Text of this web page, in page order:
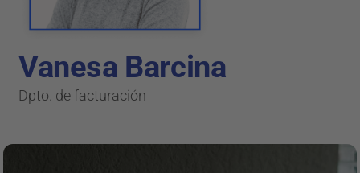
Vanesa Barcina
Dpto. de facturación